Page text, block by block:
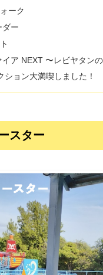
ーク
ダー
ア NEXT 〜レビヤタン
ション大満喫しました！
スター